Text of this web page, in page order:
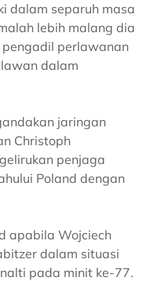
dalam separuh masa
lebih malang dia
perlawanan
dalam
jaringan
Christoph
penjaga
Poland dengan
apabila Wojciech
dalam situasi
pada minit ke-77.